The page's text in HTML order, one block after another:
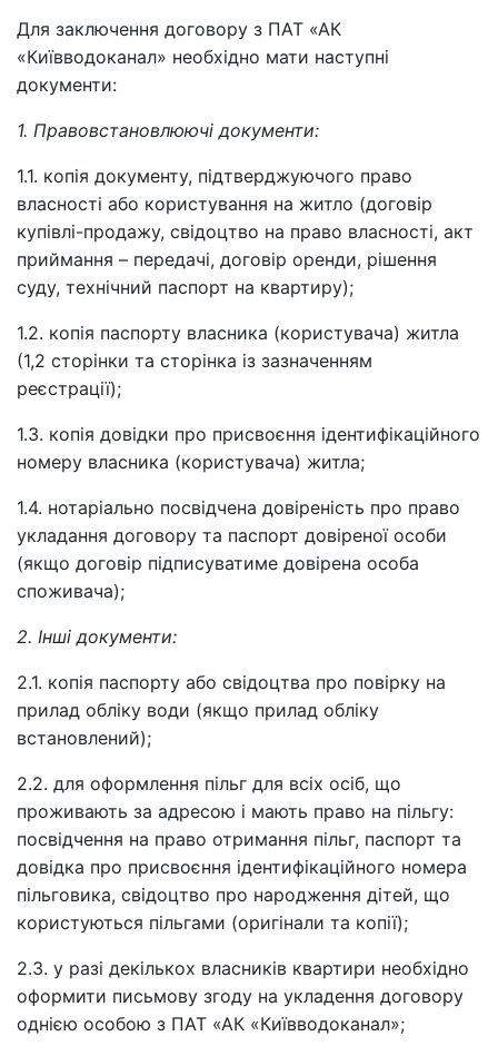
Для заключення договору з ПАТ «АК
«Київводоканал» необхідно мати наступні
документи:
1. Правовстановлюючі документи:
1.1. копія документу, підтверджуючого право
власності або користування на житло (договір
купівлі-продажу, свідоцтво на право власності, акт
приймання – передачі, договір оренди, рішення
суду, технічний паспорт на квартиру);
1.2. копія паспорту власника (користувача) житла
(1,2 сторінки та сторінка із зазначенням
реєстрації);
1.3. копія довідки про присвоєння ідентифікаційного
номеру власника (користувача) житла;
1.4. нотаріально посвідчена довіреність про право
укладання договору та паспорт довіреної особи
(якщо договір підписуватиме довірена особа
споживача);
2. Інші документи:
2.1. копія паспорту або свідоцтва про повірку на
прилад обліку води (якщо прилад обліку
встановлений);
2.2. для оформлення пільг для всіх осіб, що
проживають за адресою і мають право на пільгу:
посвідчення на право отримання пільг, паспорт та
довідка про присвоєння ідентифікаційного номера
пільговика, свідоцтво про народження дітей, що
користуються пільгами (оригінали та копії);
2.3. у разі декількох власників квартири необхідно
оформити письмову згоду на укладення договору
однією особою з ПАТ «АК «Київводоканал»;